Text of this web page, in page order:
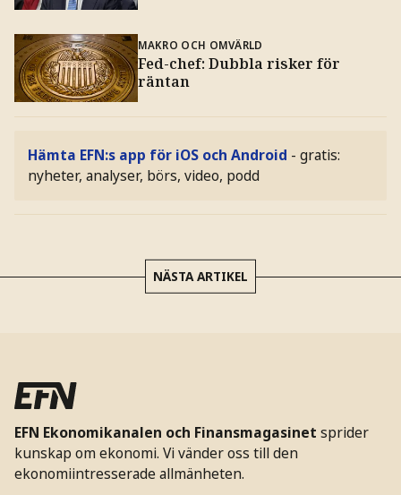
MAKRO OCH OMVÄRLD
Fed-chef: Dubbla risker för
räntan
Hämta EFN:s app för iOS och Android - gratis:
nyheter, analyser, börs, video, podd
NÄSTA ARTIKEL
EFN Ekonomikanalen och Finansmagasinet sprider
kunskap om ekonomi. Vi vänder oss till den
ekonomiintresserade allmänheten.